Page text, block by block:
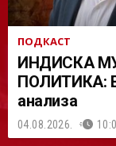
ПОДКАСТ
ИНДИСКА
ПОЛИТИКА:
анализа
04.08.2026.